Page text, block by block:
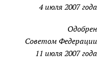
4 июля 2007 года
Одобрен
Советом Федерации
11 июля 2007 года